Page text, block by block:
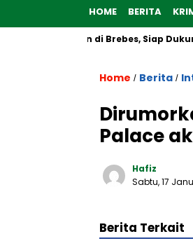
HOME BERITA
Dibangun di Brebes, Siap Dukung
Home / Berita /
Palace
Hafiz
Sabtu, 17
Berita Terkait